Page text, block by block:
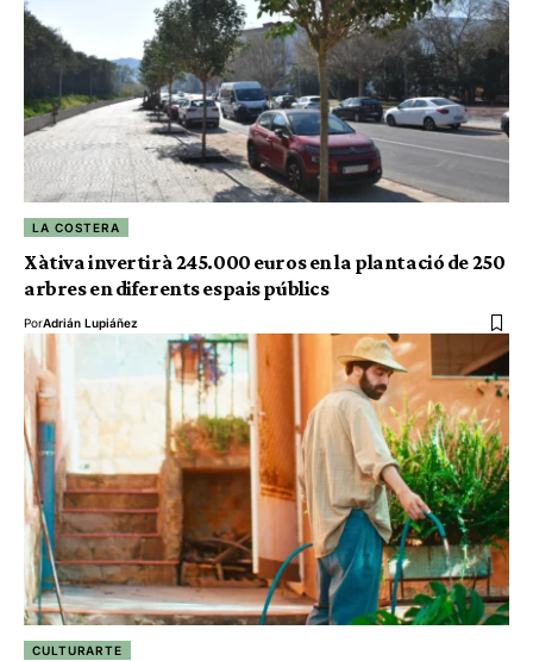
LA COSTERA
Xàtiva invertirà 245.000 euros en la plantació de 250
arbres en diferents espais públics
PorAdrián Lupiáñez
CULTURARTE